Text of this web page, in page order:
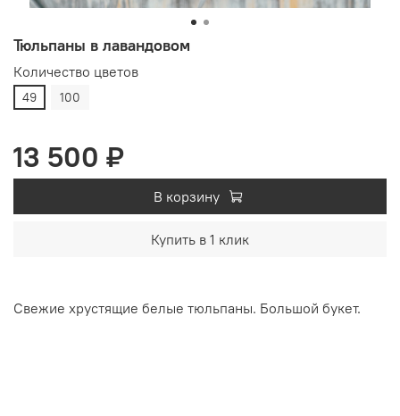
Тюльпаны в лавандовом
Количество цветов
49 100
13 500 ₽
В корзину
Купить в 1 клик
Свежие хрустящие белые тюльпаны. Большой букет.